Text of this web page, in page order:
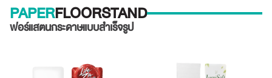
PAPERFLOORSTAND
ฟอร์แสตนกระดาษแบบสำเร็จรูป